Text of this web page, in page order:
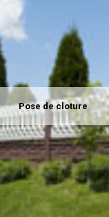
Pose de cloture